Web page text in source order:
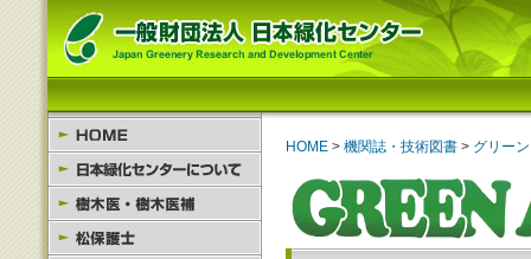
HOME > 機関誌・技術図書 > グリー